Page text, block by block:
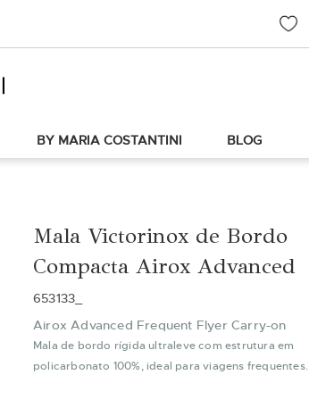
BY MARIA COSTANTINI BLOG
Mala Victorinox de Bordo
Compacta Airox Advanced
653133_
Airox Advanced Frequent Flyer Carry-on
Mala de bordo rígida ultraleve com estrutura em
policarbonato 100%, ideal para viagens frequentes.